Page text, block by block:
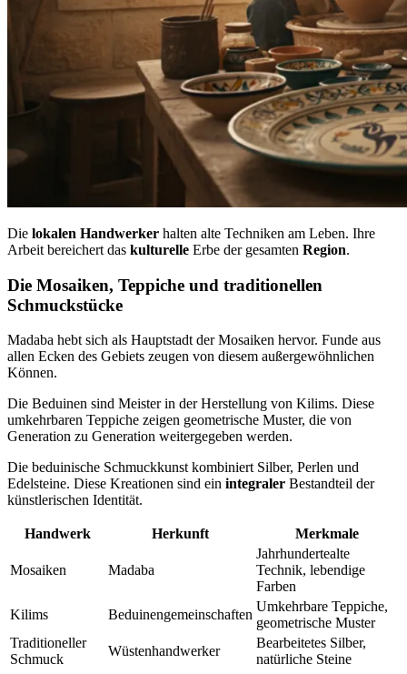
Die lokalen Handwerker halten alte Techniken am Leben. Ihre
Arbeit bereichert das kulturelle Erbe der gesamten Region.
Die Mosaiken, Teppiche und traditionellen
Schmuckstücke
Madaba hebt sich als Hauptstadt der Mosaiken hervor. Funde aus
allen Ecken des Gebiets zeugen von diesem außergewöhnlichen
Können.
Die Beduinen sind Meister in der Herstellung von Kilims. Diese
umkehrbaren Teppiche zeigen geometrische Muster, die von
Generation zu Generation weitergegeben werden.
Die beduinische Schmuckkunst kombiniert Silber, Perlen und
Edelsteine. Diese Kreationen sind ein integraler Bestandteil der
künstlerischen Identität.
Handwerk Herkunft Merkmale
Mosaiken Madaba
Jahrhundertealte
Technik, lebendige
Farben
Kilims
Beduinengemeinschaften
Umkehrbare Teppiche,
geometrische Muster
Traditioneller
Schmuck
Wüstenhandwerker
Bearbeitetes Silber,
natürliche Steine